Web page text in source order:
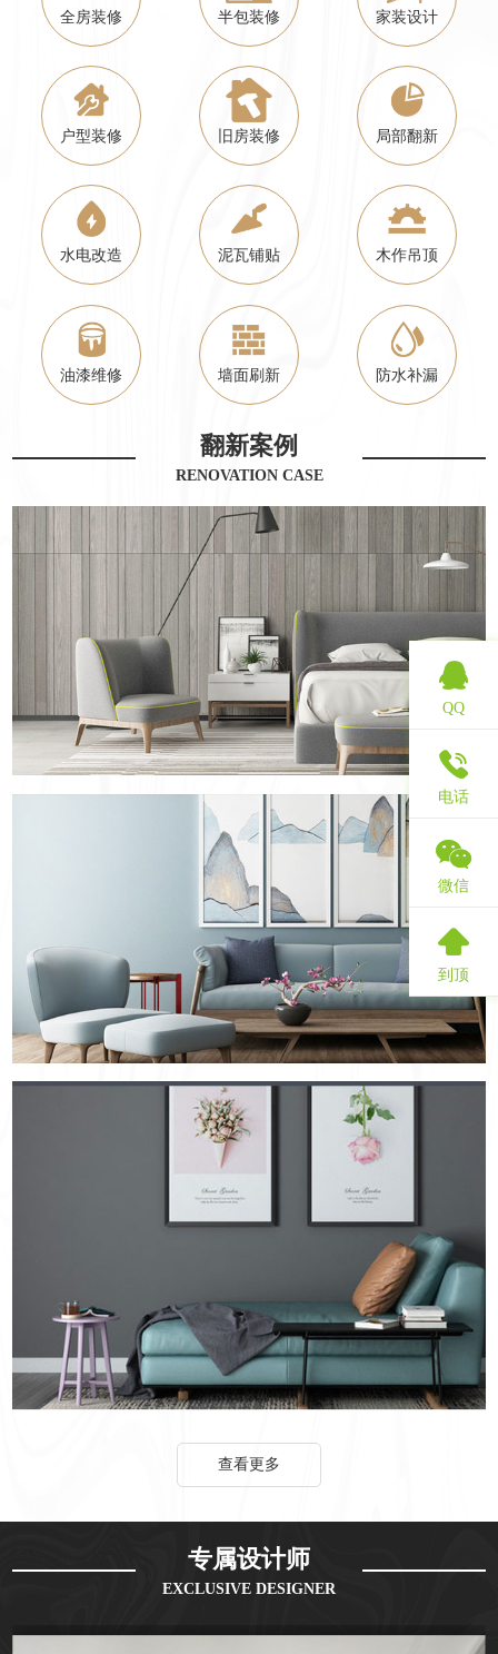
全房装修 半包装修 家装设计
户型装修 旧房装修 局部翻新
水电改造 泥瓦铺贴 木作吊顶
油漆维修 墙面刷新 防水补漏
翻新案例
RENOVATION CASE
查看更多
专属设计师
EXCLUSIVE DESIGNER
QQ
电话
微信
到顶